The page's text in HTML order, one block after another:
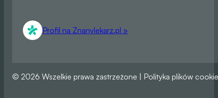
Profil na Znanylekarz.pl »
© 2026 Wszelkie prawa zastrzeżone | Polityka plików